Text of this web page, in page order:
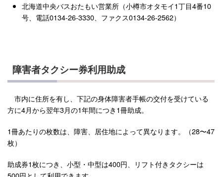
北海道中央バスおたもい営業所（小樽市オタモイ1丁目4番10
号、電話0134-26-3330、ファクス0134-26-2562）
障害者タクシー券利用助成
市内に住所を有し、下記の身体障害者手帳の交付を受けている
方に4月から翌年3月の1年間につき1冊助成。
1冊あたりの枚数は、障害、居住地によって異なります。（28〜47
枚）
助成券1枚につき、小型・中型は400円、リフト付きタクシーは